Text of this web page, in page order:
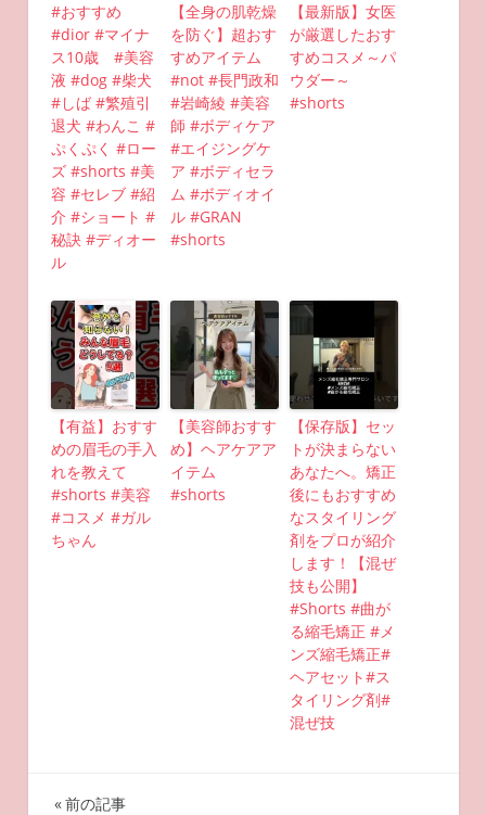
#おすすめ
#dior #マイナ
ス10歳 #美容
液 #dog #柴犬
#しば #繁殖引
退犬 #わんこ #
ぷくぷく #ロー
ズ #shorts #美
容 #セレブ #紹
介 #ショート #
秘訣 #ディオー
ル
【全身の肌乾燥
を防ぐ】超おす
すめアイテム
#not #長門政和
#岩崎綾 #美容
師 #ボディケア
#エイジングケ
ア #ボディセラ
ム #ボディオイ
ル #GRAN
#shorts
【最新版】女医
が厳選したおす
すめコスメ～パ
ウダー～
#shorts
【有益】おすす
めの眉毛の手入
れを教えて
#shorts #美容
#コスメ #ガル
ちゃん
【美容師おすす
め】ヘアケアア
イテム
#shorts
【保存版】セッ
トが決まらない
あなたへ。矯正
後にもおすすめ
なスタイリング
剤をプロが紹介
します！【混ぜ
技も公開】
#Shorts #曲が
る縮毛矯正 #メ
ンズ縮毛矯正#
ヘアセット#ス
タイリング剤#
混ぜ技
前の記事